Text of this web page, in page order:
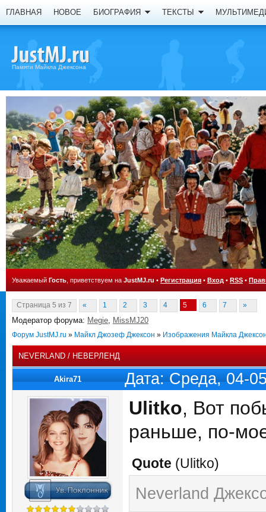
ГЛАВНАЯ НОВОЕ БИОГРАФИЯ ТЕКСТЫ
Памяти Майкла Джексона
Уважаемый Гость , приветствуем на JustMJ.ru • Регистрация • Вход • RSS •
Страница 5 из 7 « 1 2 3 4 5 6 7 »
Модератор форума: Megie, MissMJ20
Форум JustMJ.ru » Майкл Джозеф Джексон » Изображения Майкла
NEVERLAND / НЕВЕРЛЕНД
Akira71 Дата: Среда, 04-
Ulitko, Вот
раньше, по-
Quote (Ulitko)
Neverland